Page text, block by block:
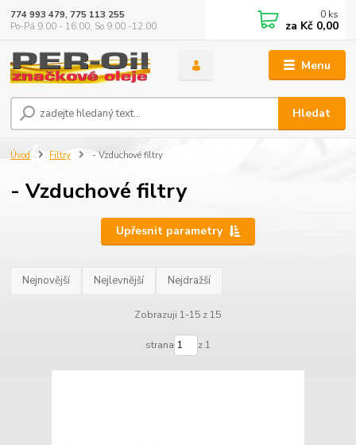
Menu
Hledat
774 993 479, 775 113 255
Po-Pá 9.00 - 16.00, So 9.00 -12.00
0 ks
za Kč 0,00
Úvod Filtry - Vzduchové filtry
- Vzduchové filtry
Upřesnit parametry
Nejnovější Nejlevnější Nejdražší
Zobrazuji 1-15 z 15
strana z 1